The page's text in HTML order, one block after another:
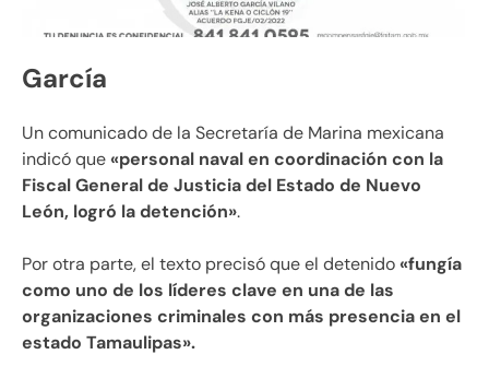
García
Un comunicado de la Secretaría de Marina mexicana
indicó que«personal naval en coordinación con la
Fiscal General de Justicia del Estado de Nuevo
León, logró la detención».
Por otra parte, el texto precisó que el detenido«fungía
como uno de los líderes clave en una de las
organizaciones criminales con más presencia en el
estado Tamaulipas».